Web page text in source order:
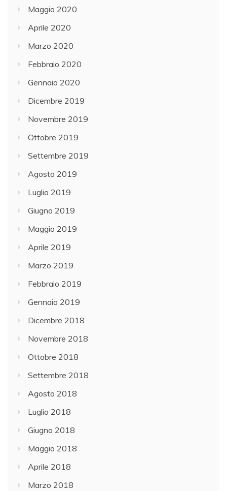
Maggio 2020
Aprile 2020
Marzo 2020
Febbraio 2020
Gennaio 2020
Dicembre 2019
Novembre 2019
Ottobre 2019
Settembre 2019
Agosto 2019
Luglio 2019
Giugno 2019
Maggio 2019
Aprile 2019
Marzo 2019
Febbraio 2019
Gennaio 2019
Dicembre 2018
Novembre 2018
Ottobre 2018
Settembre 2018
Agosto 2018
Luglio 2018
Giugno 2018
Maggio 2018
Aprile 2018
Marzo 2018